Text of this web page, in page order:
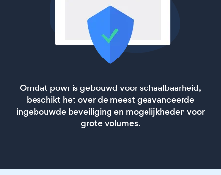
Omdat powr is gebouwd voor schaalbaarheid,
beschikt het over de meest geavanceerde
ingebouwde beveiliging en mogelijkheden voor
grote volumes.